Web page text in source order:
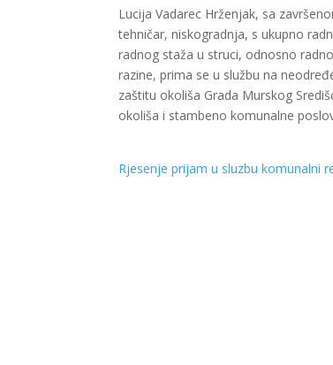
Lucija Vadarec Hrženjak, sa
tehničar, niskogradnja, s ukupno
radnog staža u struci, odnosno
razine, prima se u službu na
zaštitu okoliša Grada Murskog
okoliša i stambeno komunalne
Rjesenje prijam u sluzbu komunalni